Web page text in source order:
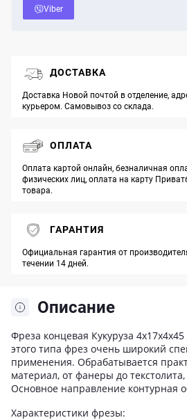
Viber
Описание
Фреза концевая Кукуруза
этого типа фрез очень широкий
применения. Обрабатывается
материал, от фанеры до
Основное направление контурная
Характеристики фрезы:
ДОСТАВКА
Доставка Новой почтой в отделение,
курьером. Самовывоз со склада.
ОПЛАТА
Оплата картой онлайн, безналичная
физических лиц, оплата на карту
товара.
ГАРАНТИЯ
Официальная гарантия от
течении 14 дней.